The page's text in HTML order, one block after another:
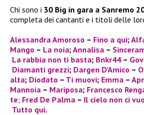
Chi sono i 30 Big in gara a Sanremo
completa dei cantanti e i titoli delle
Alessandra Amoroso – Fino a qui;
Mango – La noia; Annalisa –
La rabbia non ti basta; Bnkr44–
Diamanti grezzi; Dargen D’Amico –
alta; Diodato – Ti muovi; Emma –
Mannoia – Mariposa; Francesco
te; Fred De Palma – Il cielo non ci
Tutto qui.